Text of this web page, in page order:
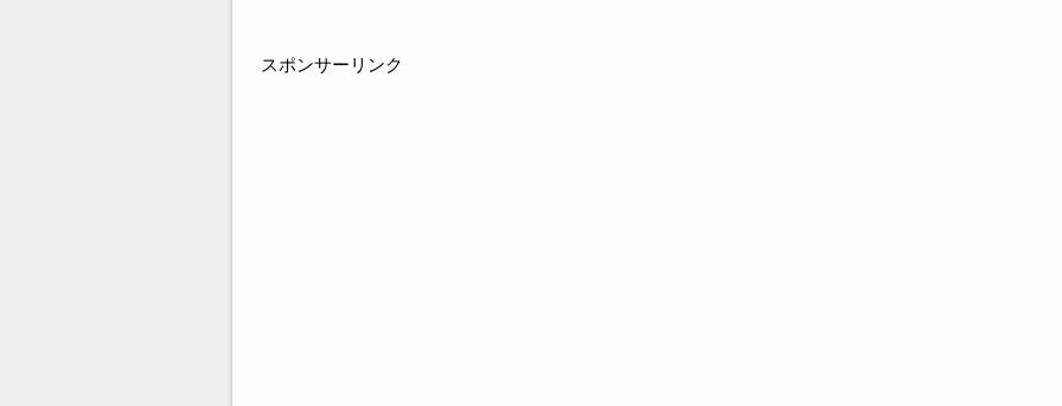
スポンサーリンク